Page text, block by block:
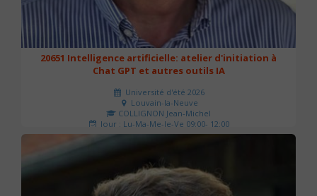
20651 Intelligence artificielle: atelier d'initiation à
Chat GPT et autres outils IA
Université d'été 2026
Louvain-la-Neuve
COLLIGNON Jean-Michel
Jour : Lu-Ma-Me-Je-Ve 09:00- 12:00
Nombre de séances : 2